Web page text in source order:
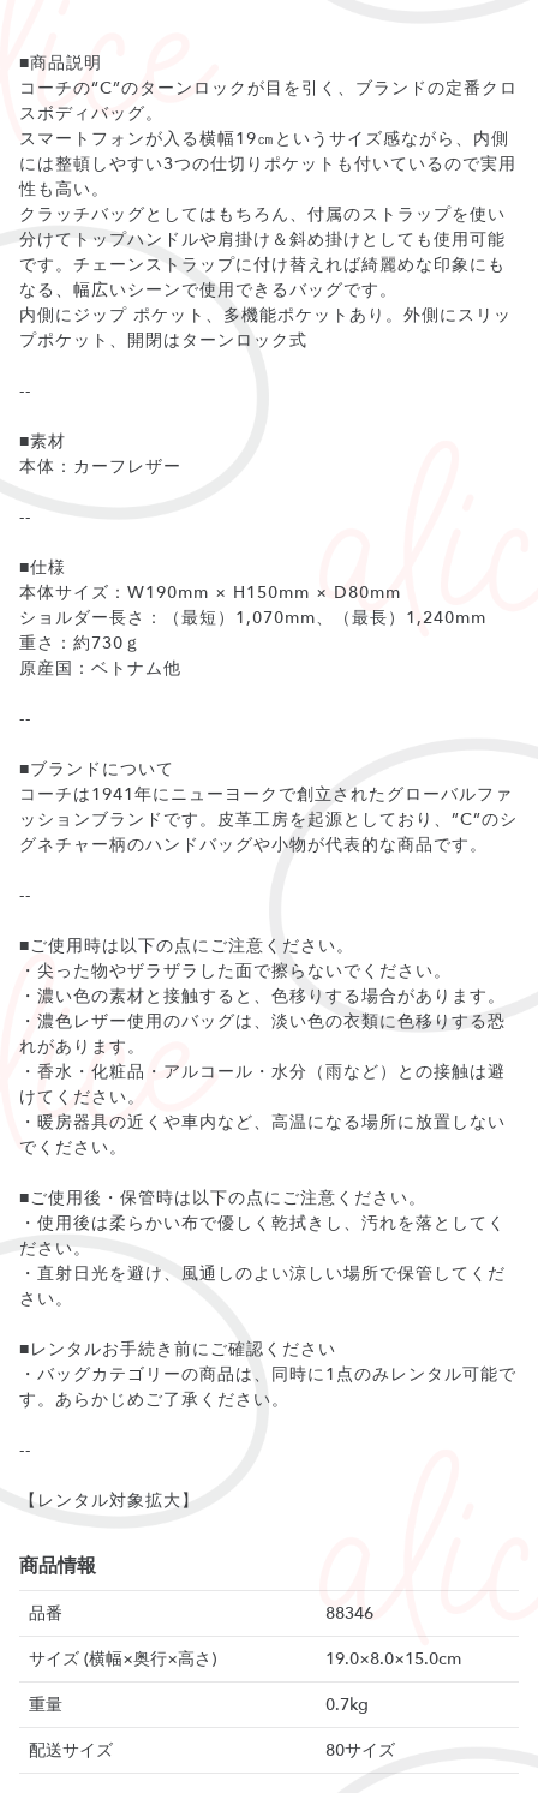
■商品説明
コーチの“C”のターンロックが目を引く、ブランドの定番クロ
スボディバッグ。
スマートフォンが入る横幅19㎝というサイズ感ながら、内側
には整頓しやすい3つの仕切りポケットも付いているので実用
性も高い。
クラッチバッグとしてはもちろん、付属のストラップを使い
分けてトップハンドルや肩掛け＆斜め掛けとしても使用可能
です。チェーンストラップに付け替えれば綺麗めな印象にも
なる、幅広いシーンで使用できるバッグです。
内側にジップ ポケット、多機能ポケットあり。外側にスリッ
プポケット、開閉はターンロック式
--
■素材
本体：カーフレザー
--
■仕様
本体サイズ：W190mm × H150mm × D80mm
ショルダー長さ：（最短）1,070mm、（最長）1,240mm
重さ：約730ｇ
原産国：ベトナム他
--
■ブランドについて
コーチは1941年にニューヨークで創立されたグローバルファ
ッションブランドです。皮革工房を起源としており、”C”のシ
グネチャー柄のハンドバッグや小物が代表的な商品です。
--
■ご使用時は以下の点にご注意ください。
・尖った物やザラザラした面で擦らないでください。
・濃い色の素材と接触すると、色移りする場合があります。
・濃色レザー使用のバッグは、淡い色の衣類に色移りする恐
れがあります。
・香水・化粧品・アルコール・水分（雨など）との接触は避
けてください。
・暖房器具の近くや車内など、高温になる場所に放置しない
でください。
■ご使用後・保管時は以下の点にご注意ください。
・使用後は柔らかい布で優しく乾拭きし、汚れを落としてく
ださい。
・直射日光を避け、風通しのよい涼しい場所で保管してくだ
さい。
■レンタルお手続き前にご確認ください
・バッグカテゴリーの商品は、同時に1点のみレンタル可能で
す。あらかじめご了承ください。
--
【レンタル対象拡大】
商品情報
品番
88346
サイズ (横幅×奥行×高さ)
19.0×8.0×15.0cm
重量
0.7kg
配送サイズ
80サイズ